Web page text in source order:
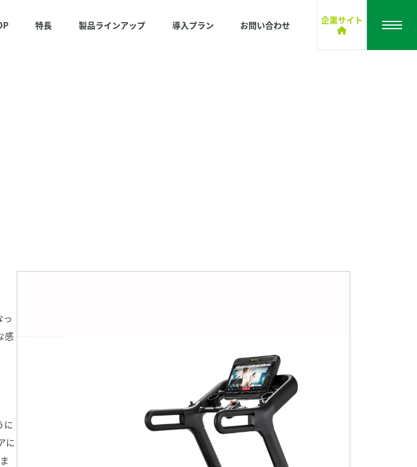
特長 製品ラインアップ 導入プラン お問い合わせ 企業サイト
っ
感
に
に